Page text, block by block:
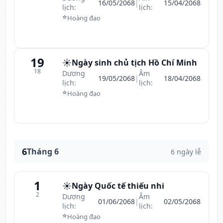
lịch:
16/05/2068|lịch:
15/04/2068
⭐Hoàng đạo
19
18
☀️Ngày sinh chủ tịch Hồ Chí Minh
Dương
lịch:
19/05/2068|Âm
lịch:
18/04/2068
⭐Hoàng đạo
6Tháng 6 6 ngày lễ
1
2
☀️Ngày Quốc tế thiếu nhi
Dương
lịch:
01/06/2068|Âm
lịch:
02/05/2068
⭐Hoàng đạo